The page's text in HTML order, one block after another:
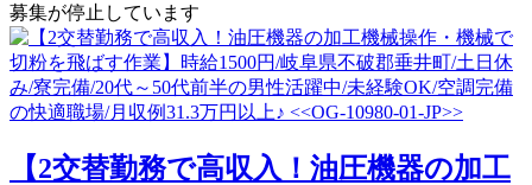
募集が停止しています
【2交替勤務で高収入！油圧機器の加工